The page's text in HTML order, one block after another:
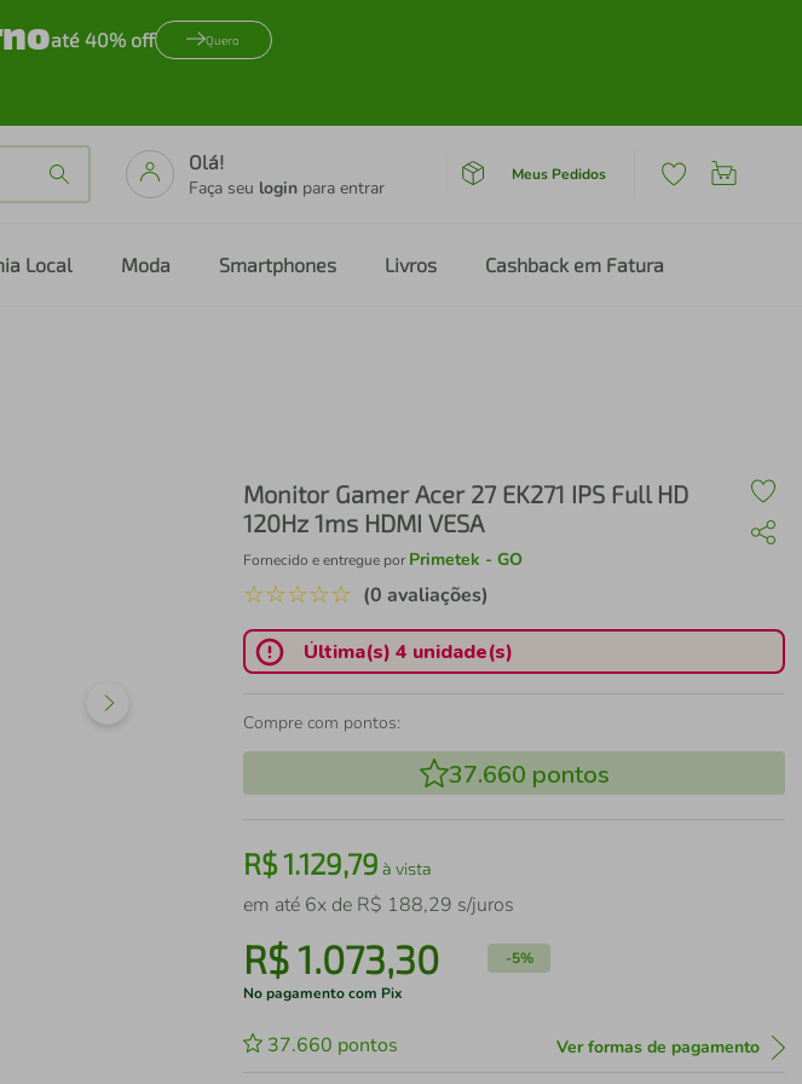
até 40% off Quero
Olá!
Faça seu login para entrar
Meus Pedidos
Local Moda Smartphones Livros Cashback em Fatura
Monitor Gamer Acer 27 EK271 IPS Full HD
120Hz 1ms HDMI VESA
Fornecido e entregue por Primetek - GO
☆☆☆☆☆ (0 avaliações)
Última(s) 4 unidade(s)
Compre com pontos:
37.660 pontos
R$1.129,79 à vista
em até 6x de R$ 188,29 s/juros
R$1.073,30 -5%
No pagamento com Pix
37.660 pontos Ver formas de pagamento